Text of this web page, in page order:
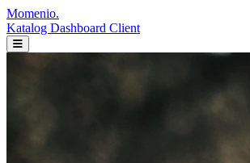
Momenio.
Katalog Dashboard Client